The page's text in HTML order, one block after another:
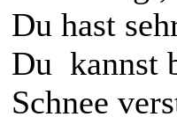
Du hast
Du kannst
Schnee